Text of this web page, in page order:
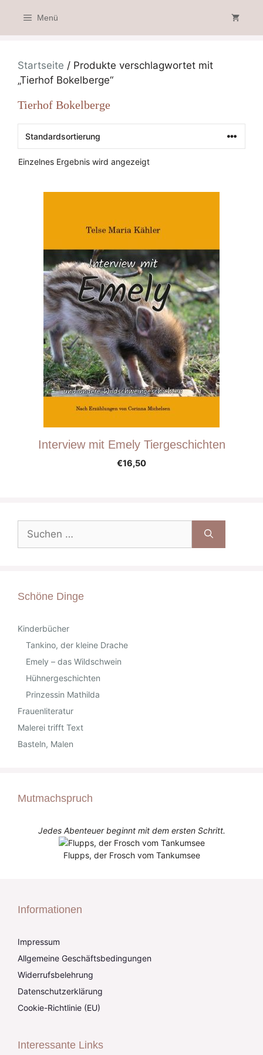
Inhalt
springen
Menü
Startseite / Produkte verschlagwortet mit
„Tierhof Bokelberge“
Tierhof Bokelberge
Einzelnes Ergebnis wird angezeigt
Interview mit Emely Tiergeschichten
€16,50
nach:
Schöne Dinge
Kinderbücher
Tankino, der kleine Drache
Emely – das Wildschwein
Hühnergeschichten
Prinzessin Mathilda
Frauenliteratur
Malerei trifft Text
Basteln, Malen
Mutmachspruch
Jedes Abenteuer beginnt mit dem ersten Schritt.
Flupps, der Frosch vom Tankumsee
Informationen
Impressum
Allgemeine Geschäftsbedingungen
Widerrufsbelehrung
Datenschutzerklärung
Cookie-Richtlinie (EU)
Interessante Links